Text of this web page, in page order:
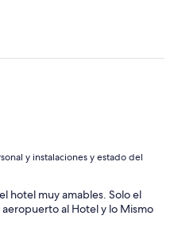
y instalaciones y estado del
hotel muy amables. Solo el
al Hotel y lo Mismo